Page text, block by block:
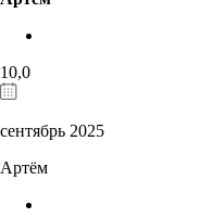
10,0
сентябрь 2025
Артём